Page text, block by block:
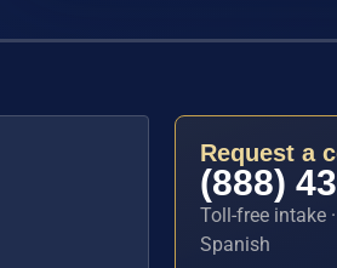
Request a
(888)
Toll-free intake
Spanish